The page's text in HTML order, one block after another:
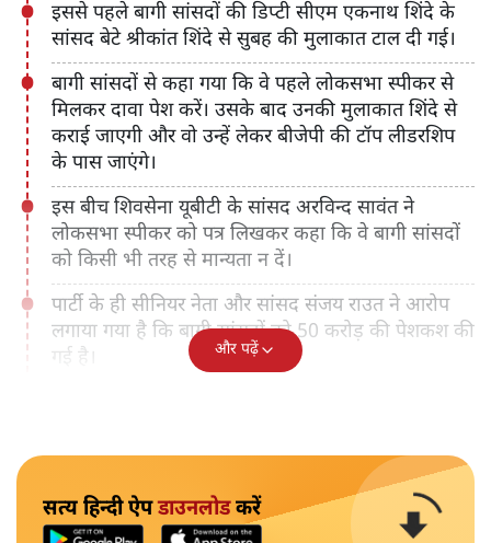
इससे पहले बागी सांसदों की डिप्टी सीएम एकनाथ शिंदे के
सांसद बेटे श्रीकांत शिंदे से सुबह की मुलाकात टाल दी गई।
बागी सांसदों से कहा गया कि वे पहले लोकसभा स्पीकर से
मिलकर दावा पेश करें। उसके बाद उनकी मुलाकात शिंदे से
कराई जाएगी और वो उन्हें लेकर बीजेपी की टॉप लीडरशिप
के पास जाएंगे।
इस बीच शिवसेना यूबीटी के सांसद अरविन्द सावंत ने
लोकसभा स्पीकर को पत्र लिखकर कहा कि वे बागी सांसदों
को किसी भी तरह से मान्यता न दें।
पार्टी के ही सीनियर नेता और सांसद संजय राउत ने आरोप
लगाया गया है कि बागी सांसदों को 50 करोड़ की पेशकश की
गई है।
और पढ़ें
सत्य हिन्दी ऐपडाउनलोडकरें